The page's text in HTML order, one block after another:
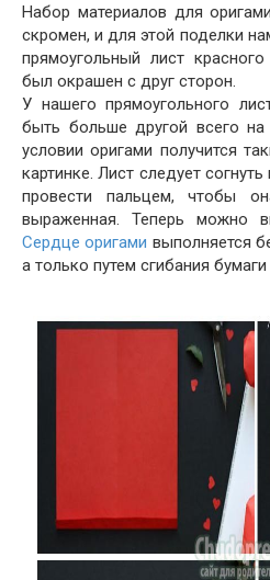
Набор материалов для
скромен, и для этой поделки
прямоугольный лист
был окрашен с друг сторон.
У нашего прямоугольного
быть больше другой всего
условии оригами получится
картинке. Лист следует
провести пальцем, чтобы
выраженная. Теперь можно
Сердце оригами выполняется
а только путем сгибания